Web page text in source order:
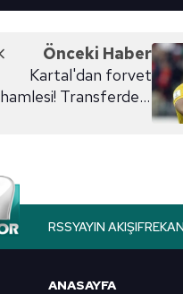
Önceki Haber
Kartal'dan forvet
hamlesi! Transferde 3
RSSYAYIN AKIŞI
ANASAYFA